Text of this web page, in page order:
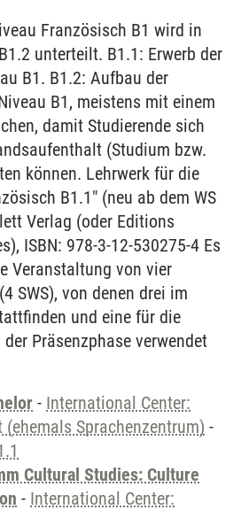
Französisch B1 wird in
unterteilt. B1.1: Erwerb der
B1. B1.2: Aufbau der
B1, meistens mit einem
damit Studierende sich
(Studium bzw.
können. Lehrwerk für die
B1.1" (neu ab dem WS
Verlag (oder Editions
ISBN: 978-3-12-530275-4 Es
Veranstaltung von vier
SWS), von denen drei im
und eine für die
Präsenzphase verwendet
- International Center:
(ehemals Sprachenzentrum) -
Cultural Studies: Culture
- International Center: